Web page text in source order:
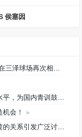
侯塞因
泽球场再次相聚
，为国内青训鼓舞
会！
关系引发广泛讨论